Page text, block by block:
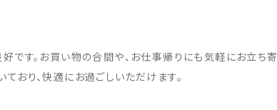
です。お買い物の合間や、お仕事帰りにも気軽にお立ち寄
おり、快適にお過ごしいただけます。